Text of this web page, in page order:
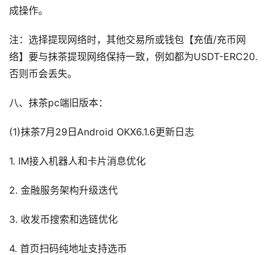
成操作。
注：选择提现网络时，其他交易所或钱包【充值/充币网
络】要与抹茶提现网络保持一致，例如都为USDT-ERC20.
否则币会丢失。
八、抹茶pc端旧版本：
(1)抹茶7月29日Android OKX6.1.6更新日志
1. IM接入机器人和卡片消息优化
2. 金融服务架构升级迭代
3. 收发币搜索和选链优化
4. 首页扫码纯地址支持选币